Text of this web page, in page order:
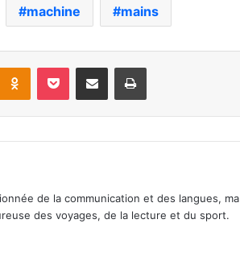
machine mains
Odnoklassniki
Pocket Partager par email Imprimer
de la communication et des langues, ma
des voyages, de la lecture et du sport.